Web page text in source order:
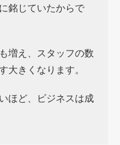
銘じていたからで
増え、スタッフの数
大きくなります。
ほど、ビジネスは成